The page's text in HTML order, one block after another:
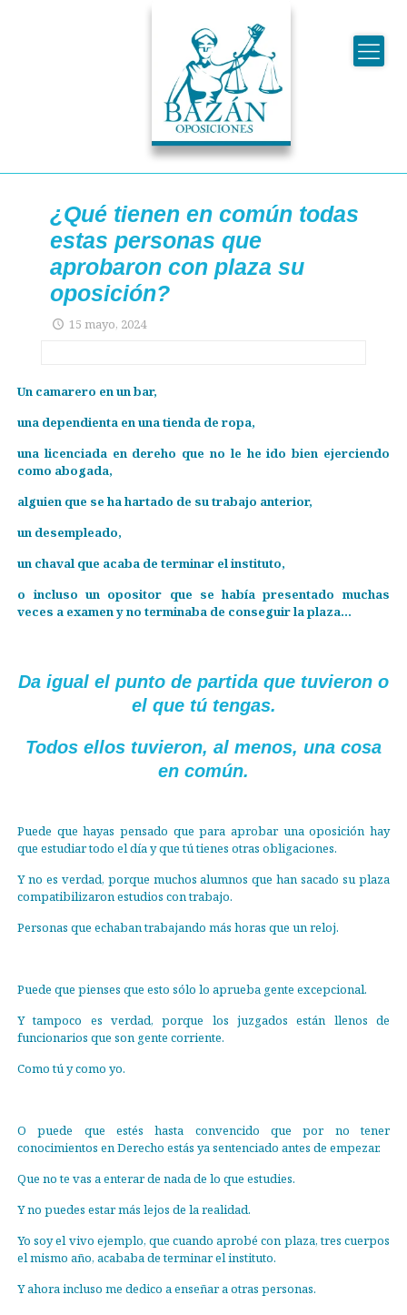
¿Qué tienen en común todas
estas personas que
aprobaron con plaza su
oposición?
15 mayo, 2024
Un camarero en un bar,
una dependienta en una tienda de ropa,
una licenciada en dereho que no le he ido bien ejerciendo
como abogada,
alguien que se ha hartado de su trabajo anterior,
un desempleado,
un chaval que acaba de terminar el instituto,
o incluso un opositor que se había presentado muchas
veces a examen y no terminaba de conseguir la plaza…
Da igual el punto de partida que tuvieron o
el que tú tengas.
Todos ellos tuvieron, al menos, una cosa
en común.
Puede que hayas pensado que para aprobar una oposición hay
que estudiar todo el día y que tú tienes otras obligaciones.
Y no es verdad, porque muchos alumnos que han sacado su plaza
compatibilizaron estudios con trabajo.
Personas que echaban trabajando más horas que un reloj.
Puede que pienses que esto sólo lo aprueba gente excepcional.
Y tampoco es verdad, porque los juzgados están llenos de
funcionarios que son gente corriente.
Como tú y como yo.
O puede que estés hasta convencido que por no tener
conocimientos en Derecho estás ya sentenciado antes de empezar.
Que no te vas a enterar de nada de lo que estudies.
Y no puedes estar más lejos de la realidad.
Yo soy el vivo ejemplo, que cuando aprobé con plaza, tres cuerpos
el mismo año, acababa de terminar el instituto.
Y ahora incluso me dedico a enseñar a otras personas.